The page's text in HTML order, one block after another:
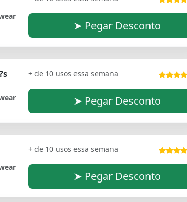
➤ Pegar Desconto
+ de 10 usos essa semana
➤ Pegar Desconto
+ de 10 usos essa semana
➤ Pegar Desconto